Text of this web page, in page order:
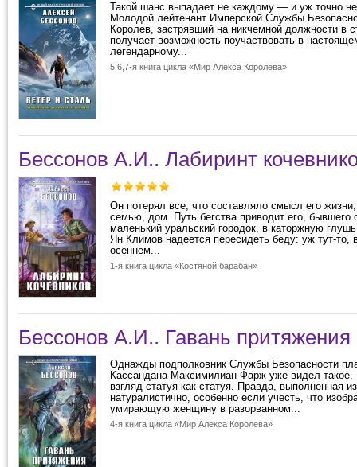
Такой шанс выпадает не каждому — и уж точно
Молодой лейтенант Имперской Службы
Королев, застрявший на никчемной должности в
получает возможность поучаствовать в
легендарному...
5,6,7-я книга цикла «Мир Алекса Королева»
Бессонов А.И.. Лабиринт
Он потерял все, что составляло смысл его
семью, дом. Путь бегства приводит его, бывшего
маленький уральский городок, в каторжную
Ян Климов надеется пересидеть беду: уж тут-то,
осеннем...
1-я книга цикла «Костяной барабан»
Бессонов А.И.. Гавань притяжения
Однажды подполковник Службы Безопасности
Кассандана Максимилиан Фарж уже видел такое.
взгляд статуя как статуя. Правда, выполненная
натуралистично, особенно если учесть, что
умирающую женщину в разорванном...
4-я книга цикла «Мир Алекса Королева»